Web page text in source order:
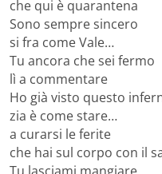
che qui è quarantena
Sono sempre sincero
si fra come Vale…
Tu ancora che sei fermo
lì a commentare
Ho già visto questo
zia è come stare…
a curarsi le ferite
che hai sul corpo con il